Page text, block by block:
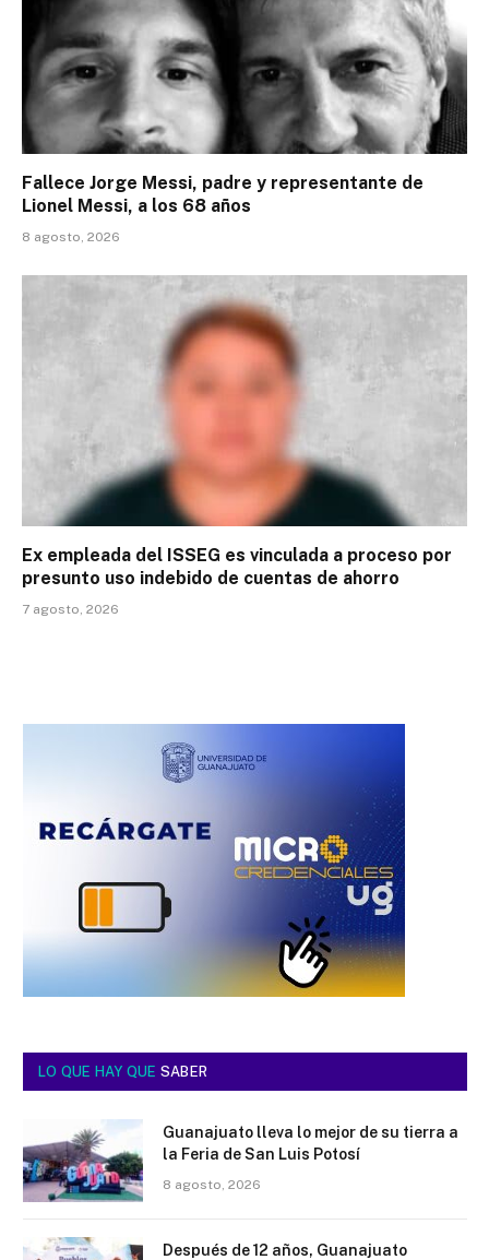
Fallece Jorge Messi, padre y representante de
Lionel Messi, a los 68 años
8 agosto, 2026
Ex empleada del ISSEG es vinculada a proceso por
presunto uso indebido de cuentas de ahorro
7 agosto, 2026
LO QUE HAY QUE SABER
Guanajuato lleva lo mejor de su tierra a
la Feria de San Luis Potosí
8 agosto, 2026
Después de 12 años, Guanajuato